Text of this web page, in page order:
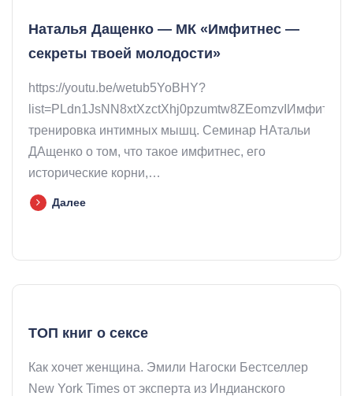
Наталья Дащенко — МК «Имфитнес —
секреты твоей молодости»
https://youtu.be/wetub5YoBHY?
list=PLdn1JsNN8xtXzctXhj0pzumtw8ZEomzvIИмфитнес-
тренировка интимных мышц. Семинар НАтальи
ДАщенко о том, что такое имфитнес, его
исторические корни,…
Далее
ТОП книг о сексе
Как хочет женщина. Эмили Нагоски Бестселлер
New York Times от эксперта из Индианского